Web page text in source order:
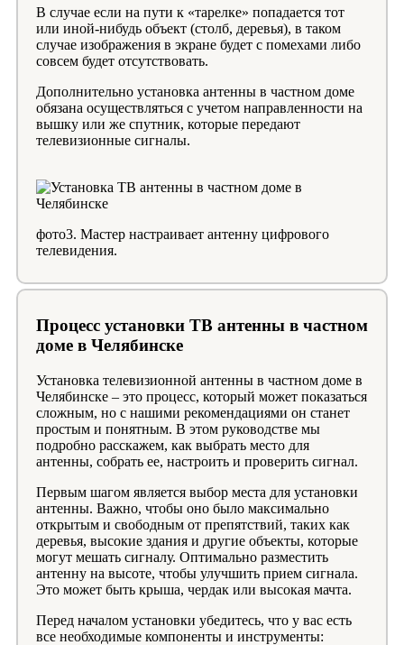
В случае если на пути к «тарелке» попадается тот
или иной-нибудь объект (столб, деревья), в таком
случае изображения в экране будет с помехами либо
совсем будет отсутствовать.
Дополнительно установка антенны в частном доме
обязана осуществляться с учетом направленности на
вышку или же спутник, которые передают
телевизионные сигналы.
фото3. Мастер настраивает антенну цифрового
телевидения.
Процесс установки ТВ антенны в частном
доме в Челябинске
Установка телевизионной антенны в частном доме в
Челябинске – это процесс, который может показаться
сложным, но с нашими рекомендациями он станет
простым и понятным. В этом руководстве мы
подробно расскажем, как выбрать место для
антенны, собрать ее, настроить и проверить сигнал.
Первым шагом является выбор места для установки
антенны. Важно, чтобы оно было максимально
открытым и свободным от препятствий, таких как
деревья, высокие здания и другие объекты, которые
могут мешать сигналу. Оптимально разместить
антенну на высоте, чтобы улучшить прием сигнала.
Это может быть крыша, чердак или высокая мачта.
Перед началом установки убедитесь, что у вас есть
все необходимые компоненты и инструменты: